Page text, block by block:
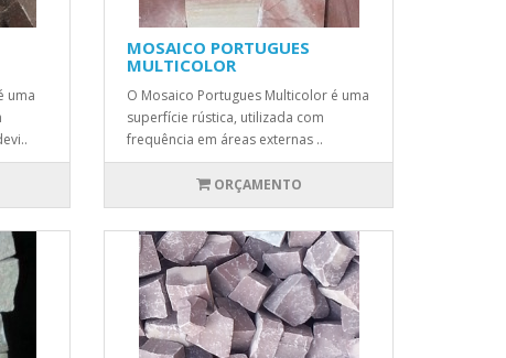
uma
MOSAICO PORTUGUES
MULTICOLOR
O Mosaico Portugues Multicolor é uma
superfície rústica, utilizada com
frequência em áreas externas ..
ORÇAMENTO